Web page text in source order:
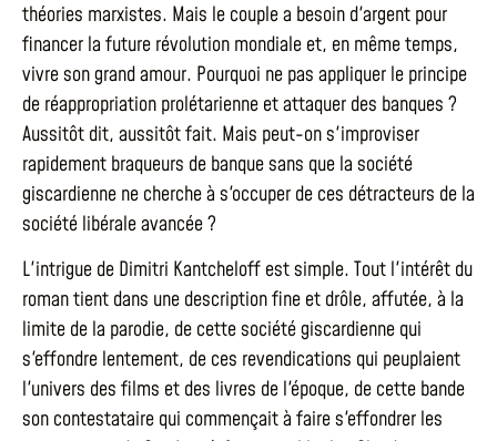
théories marxistes. Mais le couple a besoin d'argent pour
financer la future révolution mondiale et, en même temps,
vivre son grand amour. Pourquoi ne pas appliquer le principe
de réappropriation prolétarienne et attaquer des banques ?
Aussitôt dit, aussitôt fait. Mais peut-on s'improviser
rapidement braqueurs de banque sans que la société
giscardienne ne cherche à s'occuper de ces détracteurs de la
société libérale avancée ?
L'intrigue de Dimitri Kantcheloff est simple. Tout l'intérêt du
roman tient dans une description fine et drôle, affutée, à la
limite de la parodie, de cette société giscardienne qui
s'effondre lentement, de ces revendications qui peuplaient
l'univers des films et des livres de l'époque, de cette bande
son contestataire qui commençait à faire s'effondrer les